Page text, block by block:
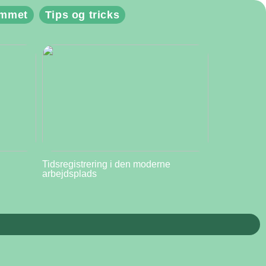
Tips og tricks
Tidsregistrering i den moderne
arbejdsplads